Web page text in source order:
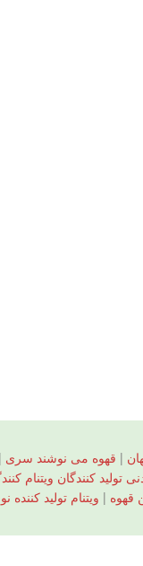
| قهوه می نوشند سری |
کنندگان ویتنام
قهوه | ویتنام تولید کننده